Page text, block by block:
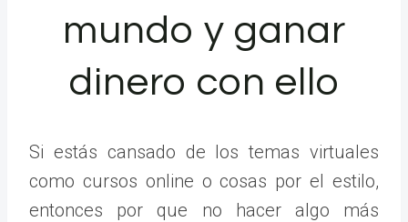
mundo y ganar
dinero con ello
Si estás cansado de los temas virtuales
como cursos online o cosas por el estilo,
entonces por que no hacer algo más